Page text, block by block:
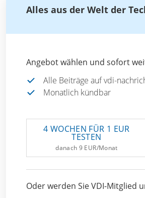
Alles aus der Welt der
Angebot wählen und sofort
Alle Beiträge auf vdi-
Monatlich kündbar
4 WOCHEN FÜR 1 EUR
TESTEN
danach 9 EUR/Monat
Oder werden Sie VDI-Mitglied